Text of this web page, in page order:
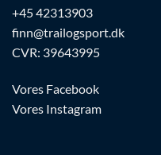
+45 42313903
finn@trailogsport.dk
CVR: 39643995
Vores Facebook
Vores Instagram